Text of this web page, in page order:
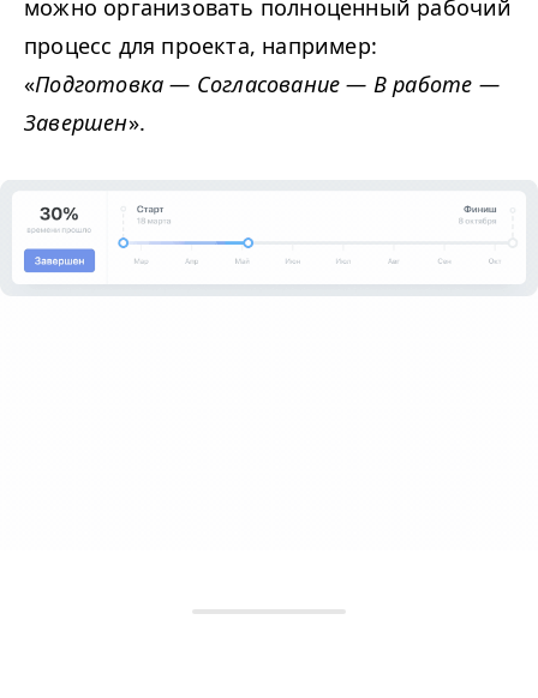
можно организовать полноценный рабочий
процесс для проекта, например:
«Подготовка — Согласование — В работе —
Завершен».